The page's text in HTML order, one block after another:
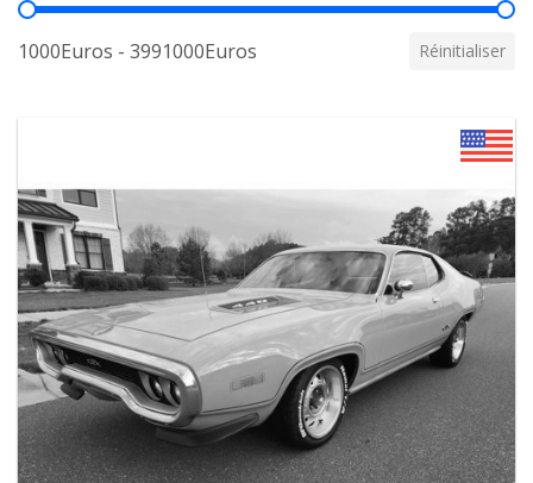
Prix
1000Euros - 3991000Euros Réinitialiser